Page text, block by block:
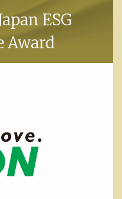
ESG
Award